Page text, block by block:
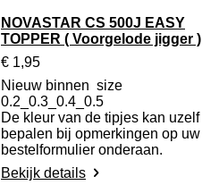
NOVASTAR CS 500J EASY
TOPPER ( Voorgelode jigger )
€ 1,95
Nieuw binnen size
0.2_0.3_0.4_0.5
De kleur van de tipjes kan uzelf
bepalen bij opmerkingen op uw
bestelformulier onderaan.
Bekijk details